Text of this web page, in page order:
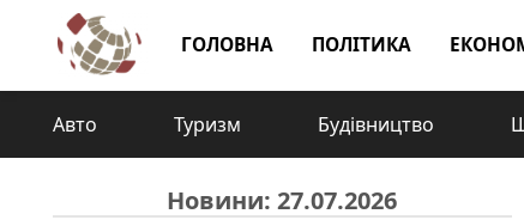
ГОЛОВНА ПОЛІТИКА
Авто Туризм Будівництво
Новини: 27.07.2026